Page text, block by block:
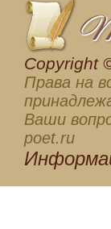
Сopyright
Права на
Ваши
poet.ru